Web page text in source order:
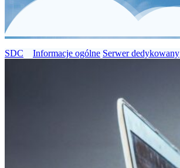
SDC Informacje ogólne Serwer dedykowany